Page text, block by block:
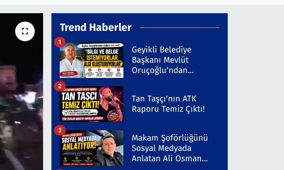
Trend Haberler
Geyikli Belediye
Başkanı Mevlüt
Oruçoğlu'ndan
1
Tan Taşçı'nın ATK
Raporu Temiz Çıktı!
2
Makam Şoförlüğünü
Sosyal Medyada
Anlatan Ali Osman
3